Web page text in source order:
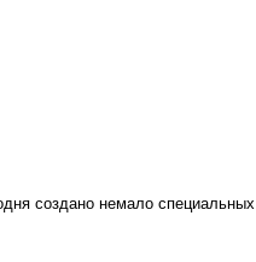
создано немало